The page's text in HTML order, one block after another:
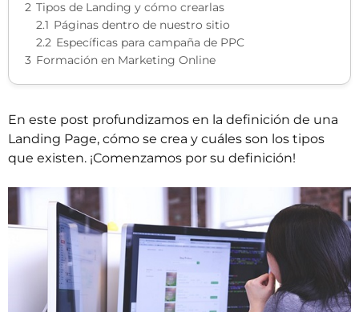
2 Tipos de Landing y cómo crearlas
2.1 Páginas dentro de nuestro sitio
2.2 Específicas para campaña de PPC
3 Formación en Marketing Online
En este post profundizamos en la definición de una
Landing Page, cómo se crea y cuáles son los tipos
que existen. ¡Comenzamos por su definición!